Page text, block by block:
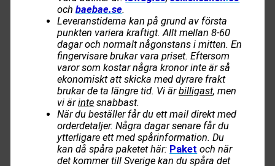
ochbaebae.se.
Leveranstiderna kan på grund av första
punkten variera kraftigt. Allt mellan 8-60
dagar och normalt någonstans i mitten. En
fingervisare brukar vara priset. Eftersom
varor som kostar några kronor inte är så
ekonomiskt att skicka med dyrare frakt
brukar de ta längre tid. Vi ärbilligast, men
vi ärinte snabbast.
När du beställer får du ett mail direkt med
orderdetaljer. Några dagar senare får du
ytterligare ett med spårinformation. Du
kan då spåra paketet här: Paket och när
det kommer till Sverige kan du spåra det